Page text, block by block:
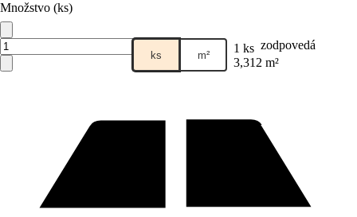
Množstvo (ks)
ks m² 1 ks zodpovedá
3,312 m²